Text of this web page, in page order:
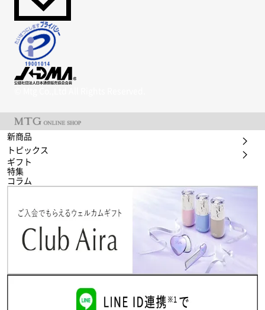
新商品
トピックス
ギフト
特集
コラム